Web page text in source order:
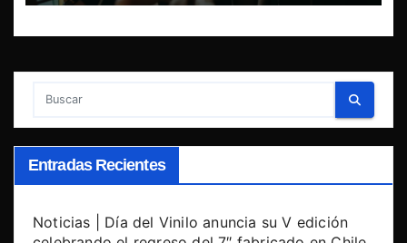
Entradas Recientes
Noticias | Día del Vinilo anuncia su V edición